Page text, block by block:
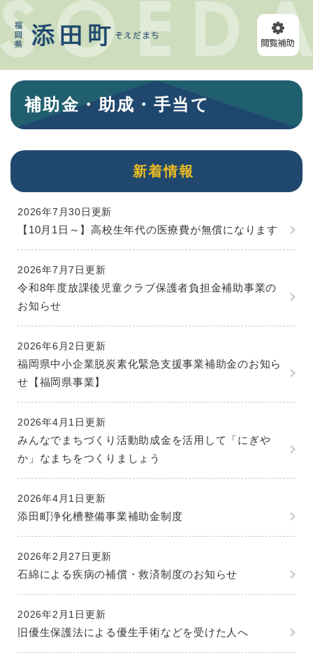
ペ
ー
の
メニューを飛ばして本文へ
本
補助金・助成・手当て
新着情報
2026年7月30日更新
【10月1日～】高校生年代の医療費が無償になります
2026年7月7日更新
令和8年度放課後児童クラブ保護者負担金補助事業の
お知らせ
2026年6月2日更新
福岡県中小企業脱炭素化緊急支援事業補助金のお知ら
せ【福岡県事業】
2026年4月1日更新
みんなでまちづくり活動助成金を活用して「にぎや
か」なまちをつくりましょう
2026年4月1日更新
添田町浄化槽整備事業補助金制度
2026年2月27日更新
石綿による疾病の補償・救済制度のお知らせ
2026年2月1日更新
旧優生保護法による優生手術などを受けた人へ